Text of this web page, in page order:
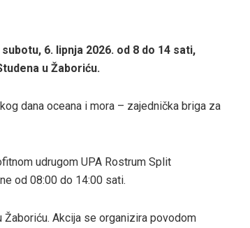
6. lipnja 2026. od 8 do 14 sati,
u Žaboriću.
dana oceana i mora – zajednička briga za
udrugom UPA Rostrum Split
od 08:00 do 14:00 sati.
Akcija se organizira povodom